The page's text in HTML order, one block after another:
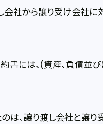
会社から譲り受け会社
書には、(資産、負債並
は、譲り渡し会社と譲